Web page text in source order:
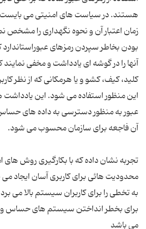
هستند. در سیاست های امنیتی می بایست
زمان اعتبار آن و نحوه نگهداری را مشخص
بودن بخاطر سپردن رمزهای عبوراستاندارد
آنها را در گوشه ای یادداشت و مخفی
کلید، کیف، کشو و یا هرمکانی که از نظر
این منظور استفاده می شود. این
عبور به منظور دسترسی به داده های
تجربه نشان داده که با بکارگیری روش های
محدودیت هائی برای کاربری آسان ایجاد
به تخطی را برای کاربران سیستم بالا می
برای بخطر انداختن سیستم های حساس و